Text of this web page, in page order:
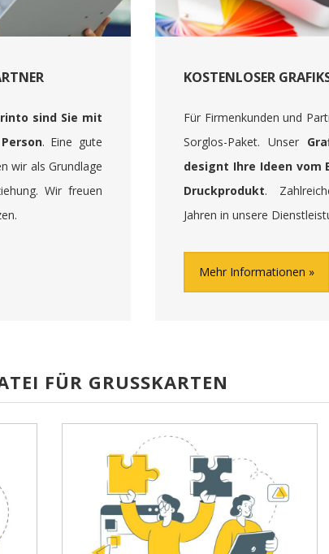
sind Sie mit
. Eine gute
wir als Grundlage
Wir freuen
KOSTENLOSER
Für Firmenkunden und
Sorglos-Paket. Unser
designt Ihre Ideen
Druckprodukt.
Jahren in unsere
Mehr Informationen
FÜR GRUSSKARTEN